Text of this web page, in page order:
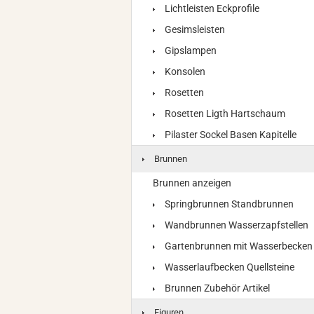
Lichtleisten Eckprofile
Gesimsleisten
Gipslampen
Konsolen
Rosetten
Rosetten Ligth Hartschaum
Pilaster Sockel Basen Kapitelle
Brunnen
Brunnen anzeigen
Springbrunnen Standbrunnen
Wandbrunnen Wasserzapfstellen
Gartenbrunnen mit Wasserbecken
Wasserlaufbecken Quellsteine
Brunnen Zubehör Artikel